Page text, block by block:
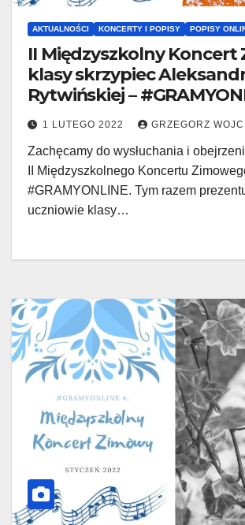
AKTUALNOŚCI KONCERTY I POPISY POPISY
II Międzyszkolny Koncert
klasy skrzypiec
Rytwińskiej –
1 LUTEGO 2022 GRZEGORZ
Zachęcamy do wysłuchania i
II Międzyszkolnego Koncertu
#GRAMYONLINE. Tym razem
uczniowie klasy…